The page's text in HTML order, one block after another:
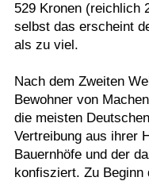
529 Kronen (reichlich
selbst das erscheint
als zu viel.
Nach dem Zweiten
Bewohner von
die meisten
Vertreibung aus ihrer
Bauernhöfe und der
konfisziert. Zu Beginn